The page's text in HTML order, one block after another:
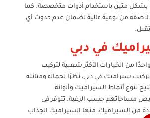
بشكل متين باستخدام أدوات متخصصة. كما
لاصقة من نوعية عالية لضمان عدم حدوث أي
في دبي
من الخيارات الأكثر شعبية لتركيب
سيراميك في دبي، نظرًا لجماله ومتانته
تنوع أنماط السيراميك وألوانه
مساحاتهم حسب الرغبة. تتوفر في
من السيراميك، منها السيراميك الجذاب